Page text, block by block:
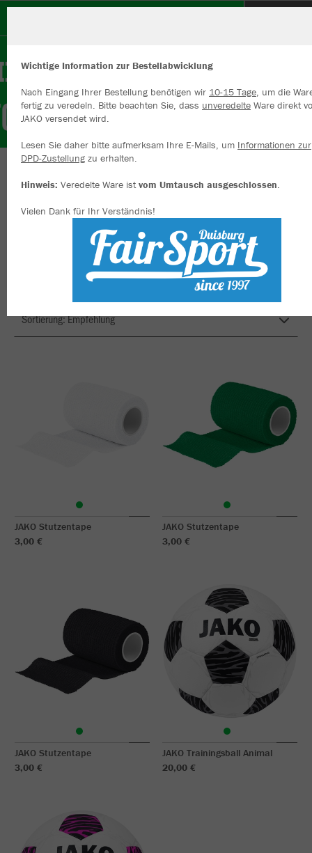
Herzlich willkommen im Vereinsshop des
Rumeln-Kaldenhausen 1955
JAKO Stutzentape
3,00 €
JAKO Stutzentape
3,00 €
JAKO Stutzentape
3,00 €
JAKO Trainingsball Animal
20,00 €
Wichtige Information zur Bestellabwicklung
Nach Eingang Ihrer Bestellung benötigen wir 10-15 Tage, um die
fertig zu veredeln. Bitte beachten Sie, dass unveredelte Ware direkt
JAKO versendet wird.
Lesen Sie daher bitte aufmerksam Ihre E-Mails, um Informationen zur
DPD-Zustellung zu erhalten.
Hinweis: Veredelte Ware istvom Umtausch ausgeschlossen.
Vielen Dank für Ihr Verständnis!
Wir verwenden Cookies
Inhalte anzeigen und unsere Website verbessern. Weitere
zu den Cookies findest Du in den Einstellungen.
Alle akzeptieren
Alle ablehnen
mehr Infos
Datenschutz
Impressum